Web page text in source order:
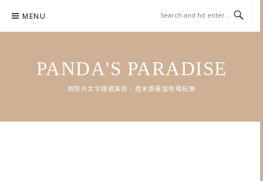
content
MENU
PANDA'S PARADISE
用照片文字傳遞美好．週末跟著我吃喝玩樂